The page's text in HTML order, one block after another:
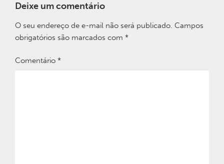
Deixe um comentário
O seu endereço de e-mail não será publicado. Campos
obrigatórios são marcados com *
Comentário *